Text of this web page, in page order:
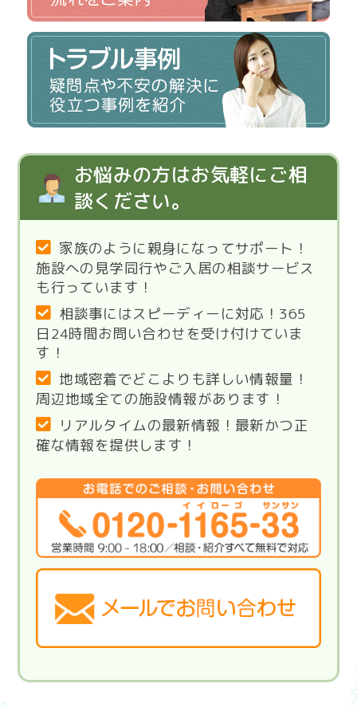
お悩みの方はお気軽にご相
談ください。
家族のように親身になってサポート！
施設への見学同行やご入居の相談サービス
も行っています！
相談事にはスピーディーに対応！365
日24時間お問い合わせを受け付けていま
す！
地域密着でどこよりも詳しい情報量！
周辺地域全ての施設情報があります！
リアルタイムの最新情報！最新かつ正
確な情報を提供します！